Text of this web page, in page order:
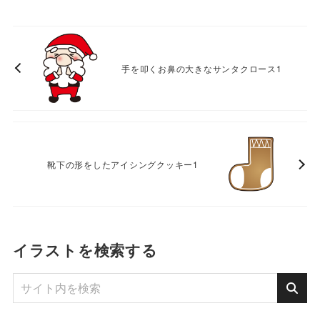
手を叩くお鼻の大きなサンタクロース1
靴下の形をしたアイシングクッキー1
イラストを検索する